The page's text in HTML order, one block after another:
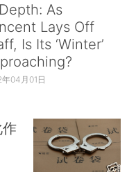
As
Lays Off
Is Its ‘Winter’
04月01日
作